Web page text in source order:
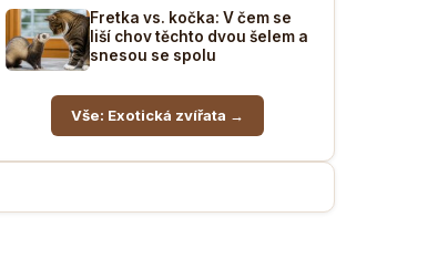
Fretka vs. kočka: V čem se
liší chov těchto dvou šelem a
snesou se spolu
Vše: Exotická zvířata →